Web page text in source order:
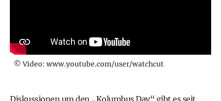
© Video: www.youtube.com/user/watchcut
Diskussionen um den „Kolumbus Day“ gibt es seit